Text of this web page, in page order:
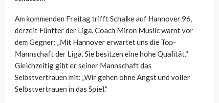
Am kommenden Freitag trifft Schalke auf Hannover 96,
derzeit Fünfter der Liga. Coach Miron Muslic warnt vor
dem Gegner: „Mit Hannover erwartet uns die Top-
Mannschaft der Liga. Sie besitzen eine hohe Qualität.“
Gleichzeitig gibt er seiner Mannschaft das
Selbstvertrauen mit: „Wir gehen ohne Angst und voller
Selbstvertrauen in das Spiel.“